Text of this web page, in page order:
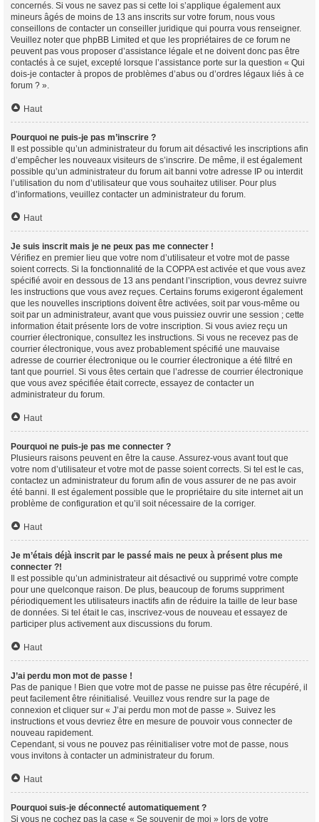
concernés. Si vous ne savez pas si cette loi s’applique également aux
mineurs âgés de moins de 13 ans inscrits sur votre forum, nous vous
conseillons de contacter un conseiller juridique qui pourra vous renseigner.
Veuillez noter que phpBB Limited et que les propriétaires de ce forum ne
peuvent pas vous proposer d’assistance légale et ne doivent donc pas être
contactés à ce sujet, excepté lorsque l’assistance porte sur la question « Qui
dois-je contacter à propos de problèmes d’abus ou d’ordres légaux liés à ce
forum ? ».
Haut
Pourquoi ne puis-je pas m’inscrire ?
Il est possible qu’un administrateur du forum ait désactivé les inscriptions afin
d’empêcher les nouveaux visiteurs de s’inscrire. De même, il est également
possible qu’un administrateur du forum ait banni votre adresse IP ou interdit
l’utilisation du nom d’utilisateur que vous souhaitez utiliser. Pour plus
d’informations, veuillez contacter un administrateur du forum.
Haut
Je suis inscrit mais je ne peux pas me connecter !
Vérifiez en premier lieu que votre nom d’utilisateur et votre mot de passe
soient corrects. Si la fonctionnalité de la COPPA est activée et que vous avez
spécifié avoir en dessous de 13 ans pendant l’inscription, vous devrez suivre
les instructions que vous avez reçues. Certains forums exigeront également
que les nouvelles inscriptions doivent être activées, soit par vous-même ou
soit par un administrateur, avant que vous puissiez ouvrir une session ; cette
information était présente lors de votre inscription. Si vous aviez reçu un
courrier électronique, consultez les instructions. Si vous ne recevez pas de
courrier électronique, vous avez probablement spécifié une mauvaise
adresse de courrier électronique ou le courrier électronique a été filtré en
tant que pourriel. Si vous êtes certain que l’adresse de courrier électronique
que vous avez spécifiée était correcte, essayez de contacter un
administrateur du forum.
Haut
Pourquoi ne puis-je pas me connecter ?
Plusieurs raisons peuvent en être la cause. Assurez-vous avant tout que
votre nom d’utilisateur et votre mot de passe soient corrects. Si tel est le cas,
contactez un administrateur du forum afin de vous assurer de ne pas avoir
été banni. Il est également possible que le propriétaire du site internet ait un
problème de configuration et qu’il soit nécessaire de la corriger.
Haut
Je m’étais déjà inscrit par le passé mais ne peux à présent plus me
connecter ?!
Il est possible qu’un administrateur ait désactivé ou supprimé votre compte
pour une quelconque raison. De plus, beaucoup de forums suppriment
périodiquement les utilisateurs inactifs afin de réduire la taille de leur base
de données. Si tel était le cas, inscrivez-vous de nouveau et essayez de
participer plus activement aux discussions du forum.
Haut
J’ai perdu mon mot de passe !
Pas de panique ! Bien que votre mot de passe ne puisse pas être récupéré, il
peut facilement être réinitialisé. Veuillez vous rendre sur la page de
connexion et cliquer sur « J’ai perdu mon mot de passe ». Suivez les
instructions et vous devriez être en mesure de pouvoir vous connecter de
nouveau rapidement.
Cependant, si vous ne pouvez pas réinitialiser votre mot de passe, nous
vous invitons à contacter un administrateur du forum.
Haut
Pourquoi suis-je déconnecté automatiquement ?
Si vous ne cochez pas la case « Se souvenir de moi » lors de votre